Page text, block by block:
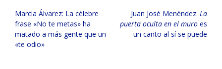
Navegación
de
entradas
Marcia Álvarez: La célebre
frase «No te metas» ha
matado a más gente que un
«te odio»
Juan José Menéndez: La
puerta oculta en el muro es
un canto al sí se puede